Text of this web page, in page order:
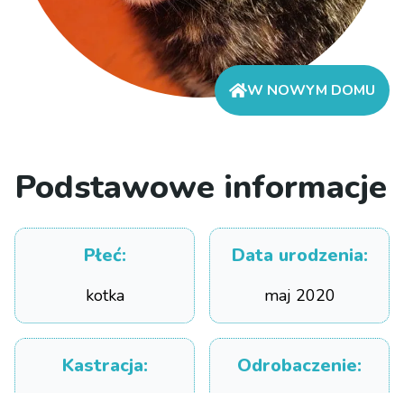
W NOWYM DOMU
Podstawowe informacje
Płeć:
kotka
Data urodzenia:
maj 2020
Kastracja: Odrobaczenie: